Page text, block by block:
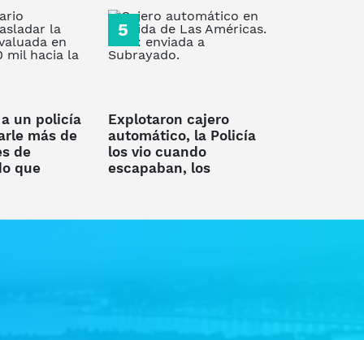
un policía
más de
de
que
Explotaron cajero
automático, la Policía
los vio cuando
escapaban, los